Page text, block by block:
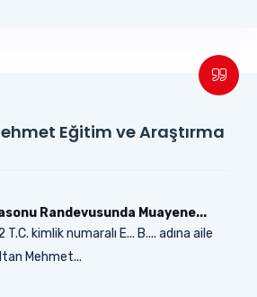
Eğitim ve Araştırma
Randevusunda Muayene...
kimlik numaralı E... B.... adına aile
Mehmet...